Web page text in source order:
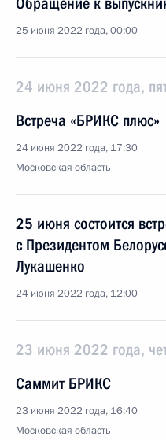
25 июня 2022 года, 00:00
24 июня 2022 года,
Встреча «БРИКС плюс»
24 июня 2022 года, 17:30
Московская область
25 июня состоится
с Президентом
Лукашенко
24 июня 2022 года, 12:00
23 июня 2022 года,
Саммит БРИКС
23 июня 2022 года, 16:40
Московская область